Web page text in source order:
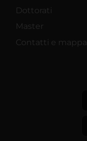
Dottorati
Master
Contatti e mappa